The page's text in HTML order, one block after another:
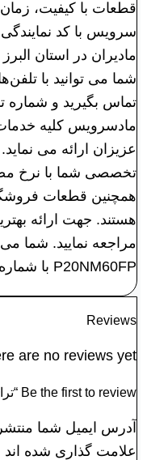
قطعات با کیفیت،
مادیران در استان
تماس بگیرید و شماره
مادسرویس کلیه
عزیزان ارائه می
تخصصی شما با نرخ
همچنین قطعات
هستند. جهت ارائه
مراجعه نمایید. شما
P20NM60FP با شماره‌های ماد سرویس تماس بگیرید.
Reviews
are no reviews yet.
Be the first to review “ترانزیستور P20NM60FP”
آدرس ایمیل شما
علامت گذاری شده اند